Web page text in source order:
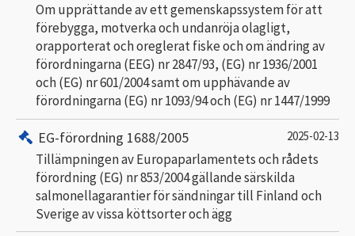
Om upprättande av ett gemenskapssystem för att
förebygga, motverka och undanröja olagligt,
orapporterat och oreglerat fiske och om ändring av
förordningarna (EEG) nr 2847/93, (EG) nr 1936/2001
och (EG) nr 601/2004 samt om upphävande av
förordningarna (EG) nr 1093/94 och (EG) nr 1447/1999
EG-förordning 1688/2005 2025-02-13
Tillämpningen av Europaparlamentets och rådets
förordning (EG) nr 853/2004 gällande särskilda
salmonellagarantier för sändningar till Finland och
Sverige av vissa köttsorter och ägg